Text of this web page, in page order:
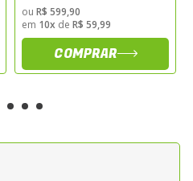
cores preto e
e moderno.
apresenta pintura
e preservar a
ou R$ 599,90
em 10x de R$ 59,99
COMPRAR